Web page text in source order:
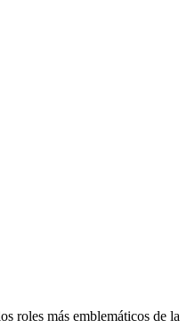
roles más emblemáticos de la